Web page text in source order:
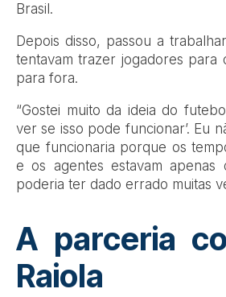
Brasil.
Depois disso, passou a
tentavam trazer jogadores para
para fora.
“Gostei muito da ideia do
ver se isso pode funcionar’. Eu
que funcionaria porque os
e os agentes estavam apenas
poderia ter dado errado muitas
A parceria
Raiola